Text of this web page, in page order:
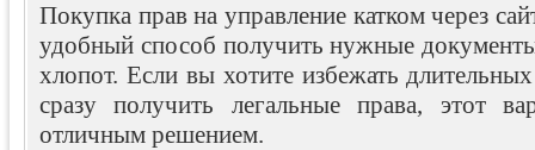
Покупка прав на управление катком через
удобный способ получить нужные
хлопот. Если вы хотите избежать
сразу получить легальные права, этот
отличным решением.